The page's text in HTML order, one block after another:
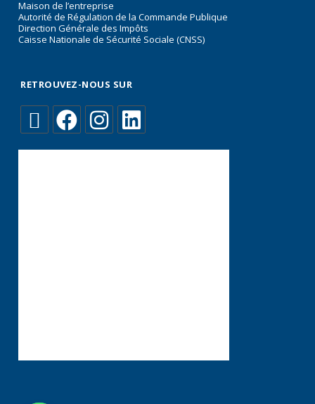
Maison de l’entreprise
Autorité de Régulation de la Commande Publique
Direction Générale des Impôts
Caisse Nationale de Sécurité Sociale (CNSS)
RETROUVEZ-NOUS SUR